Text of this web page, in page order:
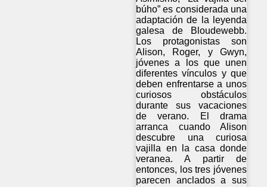
búho” es considerada una
adaptación de la leyenda
galesa de Bloudewebb.
Los protagonistas son
Alison, Roger, y Gwyn,
jóvenes a los que unen
diferentes vínculos y que
deben enfrentarse a unos
curiosos obstáculos
durante sus vacaciones
de verano. El drama
arranca cuando Alison
descubre una curiosa
vajilla en la casa donde
veranea. A partir de
entonces, los tres jóvenes
parecen anclados a sus